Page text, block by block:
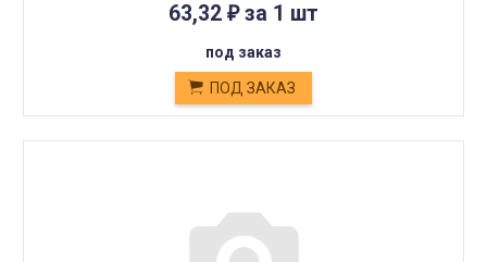
63,32 ₽за 1 шт
под заказ
ПОД ЗАКАЗ